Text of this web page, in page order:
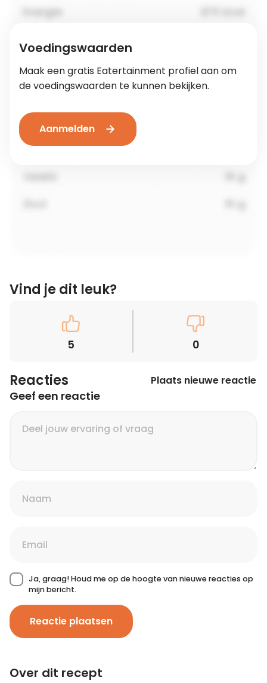
Voedingswaarden
Maak een gratis Eatertainment profiel aan om
de voedingswaarden te kunnen bekijken.
Aanmelden
Vind je dit leuk?
5 0
Reacties Plaats nieuwe reactie
Geef een reactie
Ja, graag! Houd me op de hoogte van nieuwe reacties op
mijn bericht.
Reactie plaatsen
Over dit recept